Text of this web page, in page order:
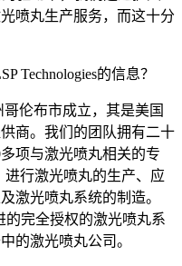
喷丸生产服务，而这十分
Technologies的信息？
伦布市成立，其是美国
商。我们的团队拥有二十
项与激光喷丸相关的专
进行激光喷丸的生产、应
激光喷丸系统的制造。
的完全授权的激光喷丸系
的激光喷丸公司。